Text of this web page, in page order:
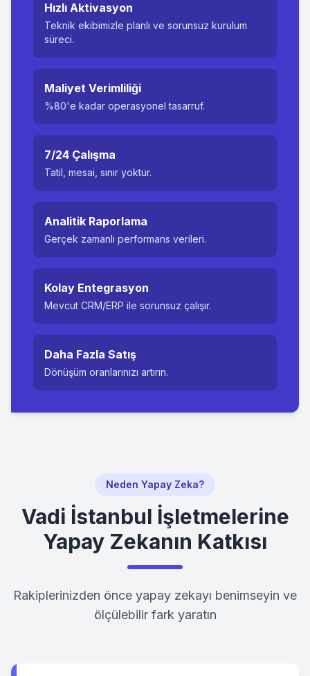
Hızlı Aktivasyon
Teknik ekibimizle planlı ve sorunsuz kurulum
süreci.
Maliyet Verimliliği
%80'e kadar operasyonel tasarruf.
7/24 Çalışma
Tatil, mesai, sınır yoktur.
Analitik Raporlama
Gerçek zamanlı performans verileri.
Kolay Entegrasyon
Mevcut CRM/ERP ile sorunsuz çalışır.
Daha Fazla Satış
Dönüşüm oranlarınızı artırın.
Neden Yapay Zeka?
Vadi İstanbul İşletmelerine
Yapay Zekanın Katkısı
Rakiplerinizden önce yapay zekayı benimseyin ve
ölçülebilir fark yaratın